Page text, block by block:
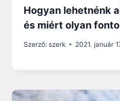
Hogyan lehetnénk
és miért olyan
Szerző: szerk 2021. január